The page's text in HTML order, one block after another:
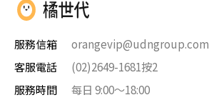
服務信箱
orangevip@udngroup.com
客服電話
(02)2649-1681按2
服務時間
每日 9:00～18:00